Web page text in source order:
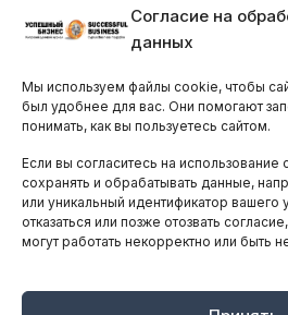
Согласие на
данных
Мы используем файлы cookie, чтобы
был удобнее для вас. Они помогают
понимать, как вы пользуетесь сайтом.
Если вы согласитесь на
сохранять и обрабатывать данные,
или уникальный идентификатор вашего
отказаться или позже отозвать
могут работать некорректно или быть
Бизнес-клубы и ассоциации
Остальные новости
АНАЛИТИКА И
ARTICLES IN ENGLISH
НАВИГАЦИЯ